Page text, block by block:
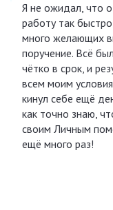
Я не ожидал, что
работу так
много желающих
поручение. Всё
чётко в срок, и
всем моим
кинул себе ещё
как точно знаю,
своим Личным
ещё много раз!